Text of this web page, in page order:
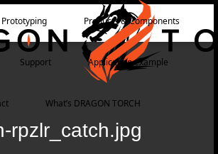
Prototyping Products & Components
Support Application example
What’s DRAGON TORCH
rpzlr_catch.jpg